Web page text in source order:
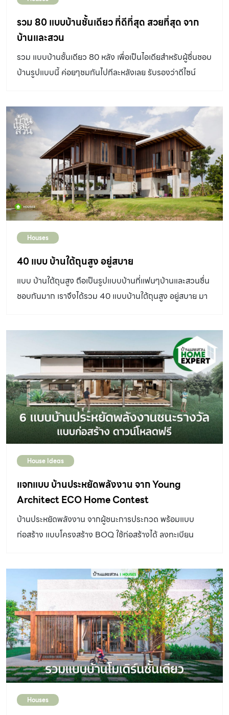
รวม 80 แบบบ้านชั้นเดียว ที่ดีที่สุด สวยที่สุด จาก
บ้านและสวน
รวม แบบบ้านชั้นเดียว 80 หลัง เพื่อเป็นไอเดียสำหรับผู้ชื่นชอบ
บ้านรูปแบบนี้ ค่อยๆชมกันไปทีละหลังเลย รับรองว่าดีไซน์
Houses
40 แบบ บ้านใต้ถุนสูง อยู่สบาย
แบบ บ้านใต้ถุนสูง ถือเป็นรูปแบบบ้านที่แฟนๆบ้านและสวนชื่น
ชอบกันมาก เราจึงได้รวม 40 แบบบ้านใต้ถุนสูง อยู่สบาย มา
House Ideas
แจกแบบ บ้านประหยัดพลังงาน จาก Young
Architect ECO Home Contest
บ้านประหยัดพลังงาน จากผู้ชนะการประกวด พร้อมแบบ
ก่อสร้าง แบบโครงสร้าง BOQ ใช้ก่อสร้างได้ ลงทะเบียน
Houses